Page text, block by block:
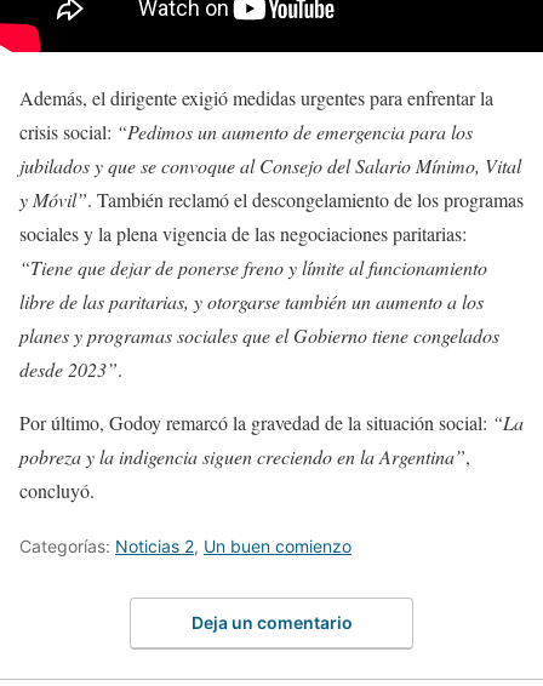
Además, el dirigente exigió medidas urgentes para enfrentar la
crisis social: “Pedimos un aumento de emergencia para los
jubilados y que se convoque al Consejo del Salario Mínimo, Vital
y Móvil”. También reclamó el descongelamiento de los programas
sociales y la plena vigencia de las negociaciones paritarias:
“Tiene que dejar de ponerse freno y límite al funcionamiento
libre de las paritarias, y otorgarse también un aumento a los
planes y programas sociales que el Gobierno tiene congelados
desde 2023”.
Por último, Godoy remarcó la gravedad de la situación social: “La
pobreza y la indigencia siguen creciendo en la Argentina”,
concluyó.
Categorías: Noticias 2, Un buen comienzo
Deja un comentario